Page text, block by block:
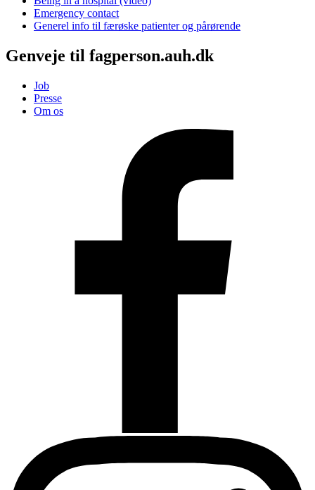
Emergency contact
Generel info til færøske patienter og pårørende
Genveje til fagperson.auh.dk
Job
Presse
Om os